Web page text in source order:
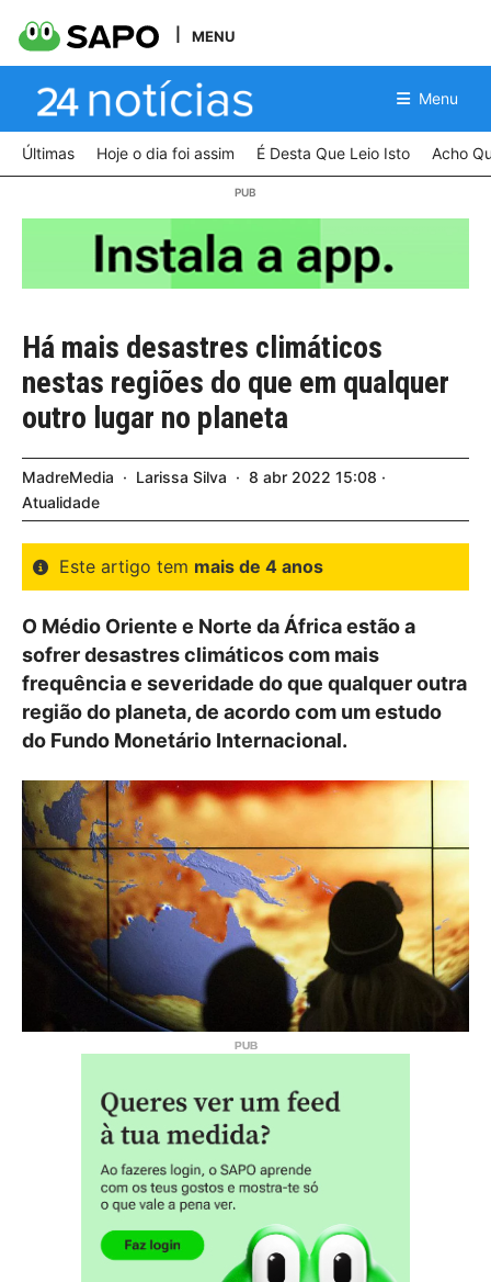
MENU
Menu
Últimas Hoje o dia foi assim É Desta Que Leio Isto Acho
Há mais desastres climáticos
nestas regiões do que em qualquer
outro lugar no planeta
MadreMedia Larissa Silva 8 abr 2022 15:08
Atualidade
Este artigo tem mais de 4 anos
O Médio Oriente e Norte da África estão a
sofrer desastres climáticos com mais
frequência e severidade do que qualquer outra
região do planeta, de acordo com um estudo
do Fundo Monetário Internacional.